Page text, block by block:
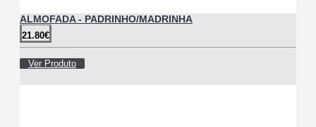
ALMOFADA - PADRINHO/MADRINHA
21.80€
Ver Produto